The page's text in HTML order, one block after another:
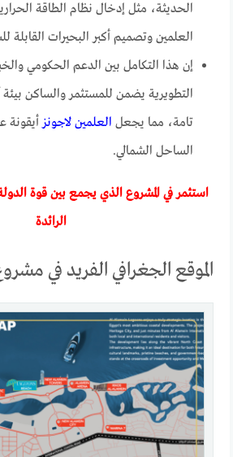
الحديثة، مثل إدخال نظام الطاقة
العلمين وتصميم أكبر البحيرات القابلة
إن هذا التكامل بين الدعم الحكومي
التطويرية يضمن للمستثمر والساكن بيئة
تامة، مما يجعل العلمين لاجونزأيقونة
الساحل الشمالي.
استثمر في المشروع الذي يجمع بين قوة
الرائدة
الموقع الجغرافي الفريد في